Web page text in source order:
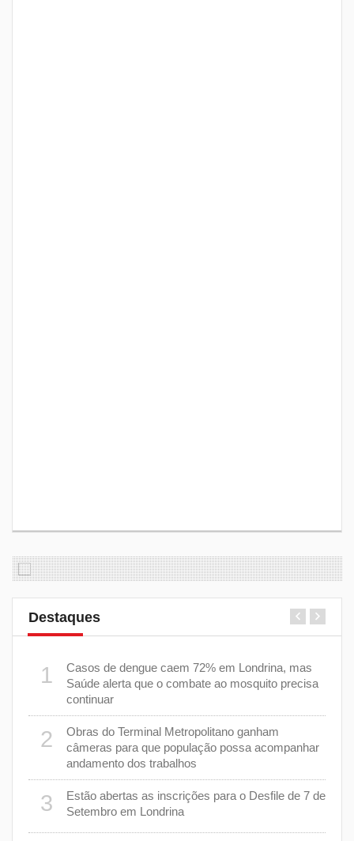
Destaques
1
Casos de dengue caem 72% em Londrina, mas
Saúde alerta que o combate ao mosquito precisa
continuar
2
Obras do Terminal Metropolitano ganham
câmeras para que população possa acompanhar
andamento dos trabalhos
3
Estão abertas as inscrições para o Desfile de 7 de
Setembro em Londrina